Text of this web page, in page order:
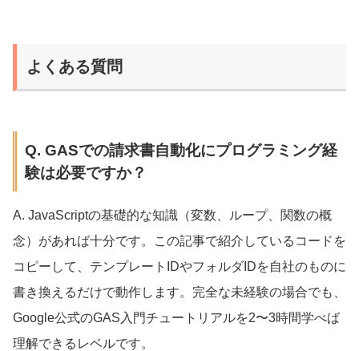
よくある質問
Q. GASでの請求書自動化にプログラミング経
験は必要ですか？
A. JavaScriptの基礎的な知識（変数、ループ、関数の概
念）があれば十分です。この記事で紹介しているコードを
コピーして、テンプレートIDやフォルダIDを自社のものに
書き換えるだけで動作します。完全な未経験の場合でも、
Google公式のGAS入門チュートリアルを2〜3時間学べば
理解できるレベルです。